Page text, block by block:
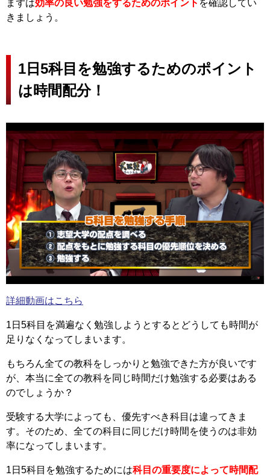
まずは効率の良い勉強をするためのポイント を確認してい
きましょう。
1日5科目を勉強するためのポイント
は時間配分！
詳細動画はこちら
1日5科目を満遍なく勉強しようとするとどうしても時間が
足りなくなってしまいます。
もちろん全ての教科をしっかりと勉強できた方が良いです
が、本当に全ての教科を同じ時間だけ勉強する必要はある
のでしょうか？
受験する大学によっても、優先すべき科目は違ってきま
す。そのため、全ての科目に同じだけ時間を使うのは非効
率になってしまいます。
1日5科目を勉強するためには科目の重要度によって時間配